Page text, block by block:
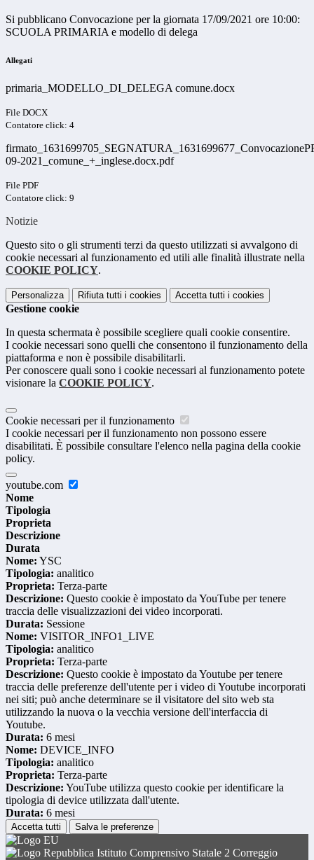
Si pubblicano Convocazione per la giornata 17/09/2021 ore 10:00:
SCUOLA PRIMARIA e modello di delega
Allegati
primaria_MODELLO_DI_DELEGA comune.docx
File DOCX
Contatore click: 4
09-2021_comune_+_inglese.docx.pdf
File PDF
Contatore click: 9
Notizie
Questo sito o gli strumenti terzi da questo utilizzati si avvalgono di
cookie necessari al funzionamento ed utili alle finalità illustrate nella
COOKIE POLICY.
Personalizza Rifiuta tutti i cookies Accetta tutti i cookies
Gestione cookie
In questa schermata è possibile scegliere quali cookie consentire.
I cookie necessari sono quelli che consentono il funzionamento della
piattaforma e non è possibile disabilitarli.
Per conoscere quali sono i cookie necessari al funzionamento potete
visionare la COOKIE POLICY.
Cookie necessari per il funzionamento
I cookie necessari per il funzionamento non possono essere
disabilitati. È possibile consultare l'elenco nella pagina della cookie
policy.
youtube.com
Nome
Tipologia
Proprieta
Descrizione
Durata
Nome: YSC
Tipologia: analitico
Proprieta: Terza-parte
Descrizione: Questo cookie è impostato da YouTube per tenere
traccia delle visualizzazioni dei video incorporati.
Durata: Sessione
Nome: VISITOR_INFO1_LIVE
Tipologia: analitico
Proprieta: Terza-parte
Descrizione: Questo cookie è impostato da Youtube per tenere
traccia delle preferenze dell'utente per i video di Youtube incorporati
nei siti; può anche determinare se il visitatore del sito web sta
utilizzando la nuova o la vecchia versione dell'interfaccia di
Youtube.
Durata: 6 mesi
Nome: DEVICE_INFO
Tipologia: analitico
Proprieta: Terza-parte
Descrizione: YouTube utilizza questo cookie per identificare la
tipologia di device utilizzata dall'utente.
Durata: 6 mesi
Accetta tutti Salva le preferenze
Istituto Comprensivo Statale 2 Correggio